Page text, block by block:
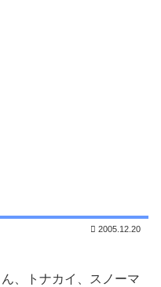
2005.12.20
、トナカイ、スノーマ